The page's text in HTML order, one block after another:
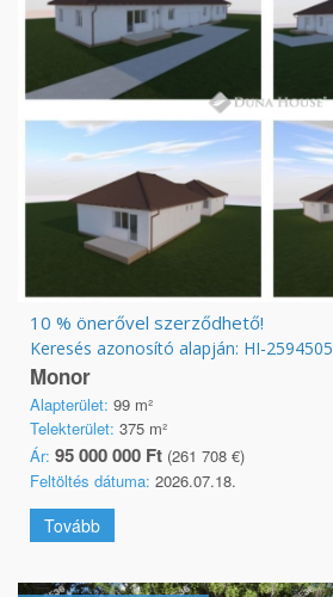
10 % önerővel szerződhető!
Keresés azonosító alapján: HI-2594505
Monor
Alapterület: 99 m²
Telekterület: 375 m²
Ár: 95 000 000 Ft (261 708 €)
Feltöltés dátuma: 2026.07.18.
Tovább